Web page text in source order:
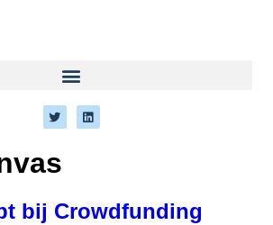
bij Crowdfunding